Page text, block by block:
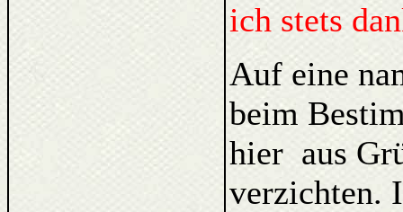
ich stets
Auf eine
beim
hier aus
verzichten.